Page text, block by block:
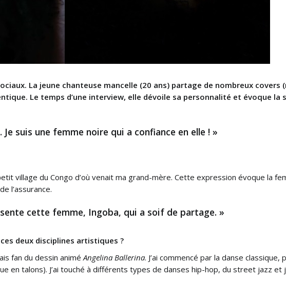
La jeune chanteuse mancelle (20 ans) partage de nombreux covers
Le temps d’une interview, elle dévoile sa personnalité et évoque la
suis une femme noire qui a confiance en elle ! »
village du Congo d’où venait ma grand-mère. Cette expression évoque la
l’assurance.
cette femme, Ingoba, qui a soif de partage. »
deux disciplines artistiques ?
fan du dessin animé Angelina Ballerina. J’ai commencé par la danse classique,
en talons). J’ai touché à différents types de danses hip-hop, du street jazz et